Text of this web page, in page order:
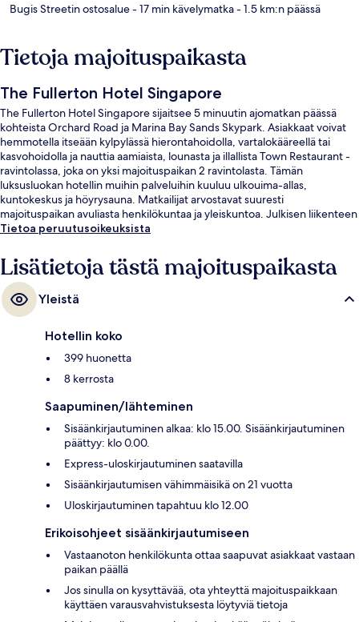
Bugis Streetin ostosalue- 17 min kävelymatka- 1.5 km:n päässä
Tietoja majoituspaikasta
The Fullerton Hotel Singapore
The Fullerton Hotel Singapore sijaitsee 5 minuutin ajomatkan päässä
kohteista Orchard Road ja Marina Bay Sands Skypark. Asiakkaat voivat
hemmotella itseään kylpylässä hierontahoidolla, vartalokääreellä tai
kasvohoidolla ja nauttia aamiaista, lounasta ja illallista Town Restaurant -
ravintolassa, joka on yksi majoituspaikan 2 ravintolasta. Tämän
luksusluokan hotellin muihin palveluihin kuuluu ulkouima-allas,
kuntokeskus ja höyrysauna. Matkailijat arvostavat suuresti
majoituspaikan avuliasta henkilökuntaa ja yleiskuntoa. Julkisen liikenteen
yhteydet sijaitsevat vain lyhyen kävelymatkan päässä: Raffles Placen
kävelymatkan päässä.
Tietoa peruutusoikeuksista
Lisätietoja tästä majoituspaikasta
Yleistä
Hotellin koko
399 huonetta
8 kerrosta
Saapuminen/lähteminen
Sisäänkirjautuminen alkaa: klo 15.00. Sisäänkirjautuminen
päättyy: klo 0.00.
Express-uloskirjautuminen saatavilla
Sisäänkirjautumisen vähimmäisikä on 21 vuotta
Uloskirjautuminen tapahtuu klo 12.00
Erikoisohjeet sisäänkirjautumiseen
Vastaanoton henkilökunta ottaa saapuvat asiakkaat vastaan
paikan päällä
Jos sinulla on kysyttävää, ota yhteyttä majoituspaikkaan
käyttäen varausvahvistuksesta löytyviä tietoja